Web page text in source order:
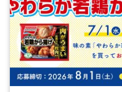
イベント
Event
試写会・プレゼント
Present